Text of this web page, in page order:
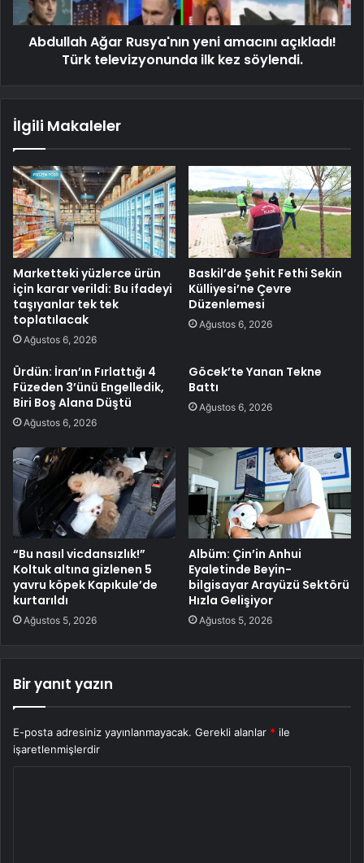
Abdullah Ağar Rusya'nın yeni amacını açıkladı!
Türk televizyonunda ilk kez söylendi.
İlgili Makaleler
Marketteki yüzlerce ürün
için karar verildi: Bu ifadeyi
taşıyanlar tek tek
toplatılacak
Ağustos 6, 2026
Baskil’de Şehit Fethi Sekin
Külliyesi’ne Çevre
Düzenlemesi
Ağustos 6, 2026
Ürdün: İran’ın Fırlattığı 4
Füzeden 3’ünü Engelledik,
Biri Boş Alana Düştü
Ağustos 6, 2026
Göcek’te Yanan Tekne
Battı
Ağustos 6, 2026
“Bu nasıl vicdansızlık!”
Koltuk altına gizlenen 5
yavru köpek Kapıkule’de
kurtarıldı
Ağustos 5, 2026
Albüm: Çin’in Anhui
Eyaletinde Beyin-
bilgisayar Arayüzü Sektörü
Hızla Gelişiyor
Ağustos 5, 2026
Bir yanıt yazın
E-posta adresiniz yayınlanmayacak. Gerekli alanlar * ile
işaretlenmişlerdir